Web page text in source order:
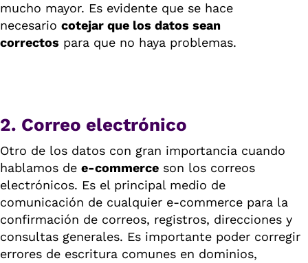
mucho mayor. Es evidente que se hace
necesario cotejar que los datos sean
correctos para que no haya problemas.
2. Correo electrónico
Otro de los datos con gran importancia cuando
hablamos de e-commerce son los correos
electrónicos. Es el principal medio de
comunicación de cualquier e-commerce para la
confirmación de correos, registros, direcciones y
consultas generales. Es importante poder corregir
errores de escritura comunes en dominios,